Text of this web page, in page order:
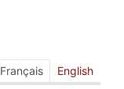
Français English